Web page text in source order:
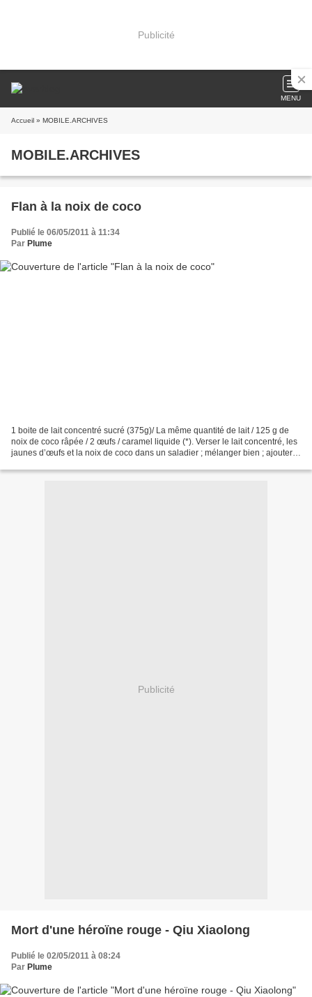
Publicité
MENU
Accueil » MOBILE.ARCHIVES
MOBILE.ARCHIVES
Flan à la noix de coco
Publié le 06/05/2011 à 11:34
Par Plume
1 boite de lait concentré sucré (375g)/ La même quantité de lait / 125 g de
noix de coco râpée / 2 œufs / caramel liquide (*). Verser le lait concentré, les
jaunes d’œufs et la noix de coco dans un saladier ; mélanger bien ; ajouter
Publicité
Mort d'une héroïne rouge - Qiu Xiaolong
Publié le 02/05/2011 à 08:24
Par Plume